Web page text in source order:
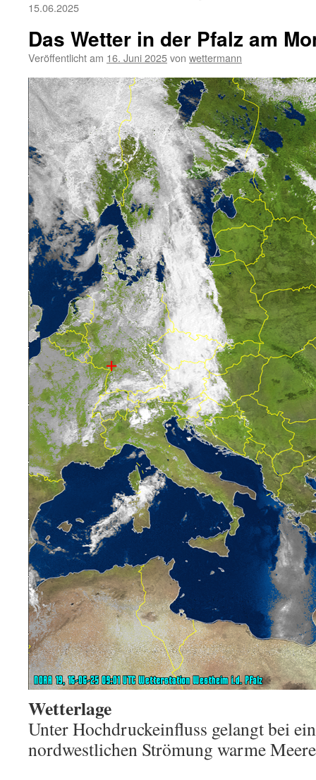
15.06.2025
Das Wetter in der Pfalz am
Veröffentlicht am 16. Juni 2025von wettermann
Wetterlage
Unter Hochdruckeinfluss gelangt bei
nordwestlichen Strömung warme